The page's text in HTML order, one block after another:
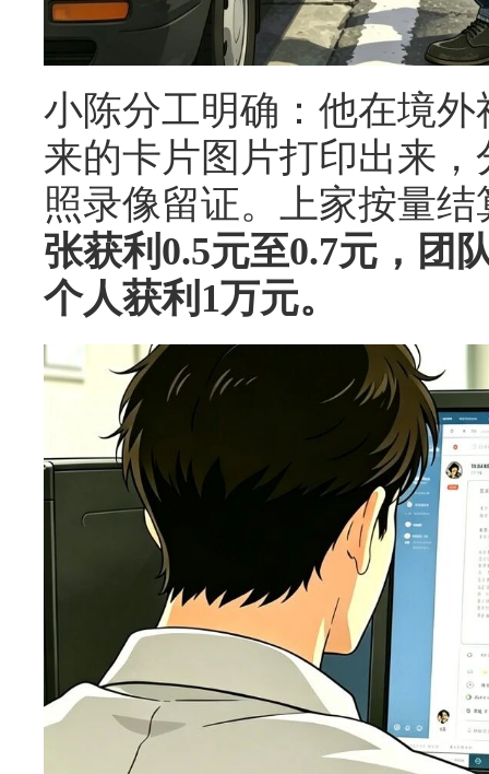
小陈分工明确：他在境
来的卡片图片打印出来
照录像留证。上家按量
张获利0.5元至0.7元，团
个人获利1万元。